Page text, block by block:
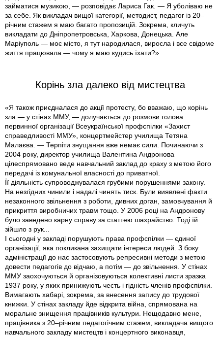
займатися музикою, — розповідає Лариса Гак. — Я уболіваю не
за себе. Як викладач вищої категорії, методист, педагог із 20–
річним стажем я маю багато пропозицій. Зокрема, кличуть
викладати до Дніпропетровська, Харкова, Донецька. Але
Маріуполь — моє місто, я тут народилася, виросла і все свідоме
життя працювала — чому я маю кудись їхати?»
Корінь зла далеко від мистецтва
«Я також приєдналася до акції протесту, бо вважаю, що корінь
зла — у стінах ММУ, — долучається до розмови голова
первинної організації Всеукраїнської профспілки «Захист
справедливості ММУ», концертмейстер училища Тетяна
Малаєва. — Терпіти знущання вже немає сили. Починаючи з
2004 року, директор училища Валентина Андронова
цілеспрямовано веде навчальний заклад до краху з метою його
передачі із комунальної власності до приватної.
Її діяльність супроводжувалася грубими порушеннями закону.
На незгідних чинили і надалі чинять тиск. Були виявлені факти
незаконного звільнення з роботи, дивних доган, замовчування й
прикриття виробничих травм тощо. У 2006 році на Андронову
було заведено карну справу за статтею шахрайство. Тоді їй
зійшло з рук...
І сьогодні у закладі порушують права профспілки — єдиної
організації, яка покликана захищати інтереси людей. З боку
адміністрації до нас застосовують репресивні методи з метою
довести педагогів до відчаю, а потім — до звільнення. У стінах
ММУ заохочуються й організовуються колективні листи зразка
1937 року, у яких принижують честь і гідність членів профспілки.
Вимагають хабарі, зокрема, за внесення запису до трудової
книжки. У стінах закладу йде відкрита війна, спрямована на
моральне знищення працівників культури. Нещодавно мене,
працівника з 20–річним педагогічним стажем, викладача вищого
навчального закладу мистецтв і концертного виконавця,